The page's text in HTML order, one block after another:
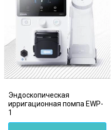
Эндоскопическая
ирригационная помпа EWP-
1